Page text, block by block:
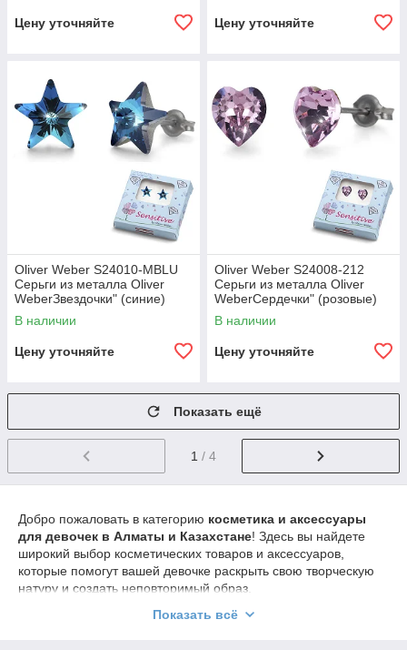
Цену уточняйте Цену уточняйте
Oliver Weber S24010-MBLU
Серьги из металла Oliver
WeberЗвездочки" (синие)
В наличии
Цену уточняйте
Oliver Weber S24008-212
Серьги из металла Oliver
WeberСердечки" (розовые)
В наличии
Цену уточняйте
Показать ещё
1 / 4
Добро пожаловать в категорию косметика и аксессуары
для девочек в Алматы и Казахстане! Здесь вы найдете
широкий выбор косметических товаров и аксессуаров,
которые помогут вашей девочке раскрыть свою творческую
натуру и создать неповторимый образ.
В нашей категории представлена разнообразная косметика
Показать всё